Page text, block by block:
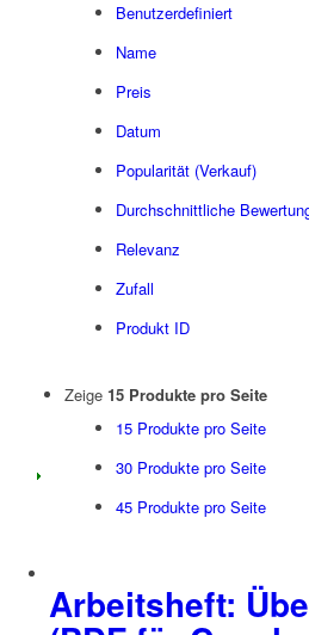
Benutzerdefiniert
Name
Preis
Datum
Popularität (Verkauf)
Durchschnittliche
Relevanz
Zufall
Produkt ID
Zeige 15 Produkte pro Seite
15 Produkte pro Seite
30 Produkte pro Seite
45 Produkte pro Seite
Arbeitsheft: